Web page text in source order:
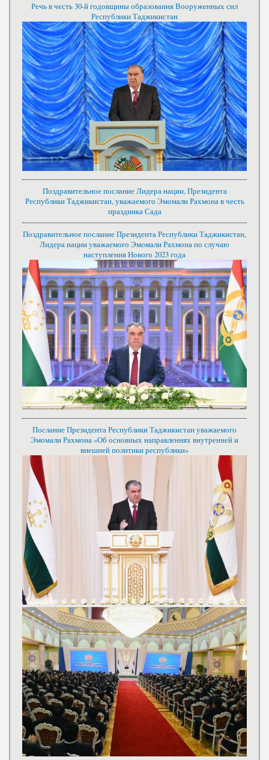
Речь в честь 30-й годовщины образования Вооруженных сил
Республики Таджикистан
Поздравительное послание Лидера нации, Президента
Республики Таджикистан, уважаемого Эмомали Рахмона в честь
праздника Сада
Поздравительное послание Президента Республики Таджикистан,
Лидера нации уважаемого Эмомали Рахмона по случаю
наступления Нового 2023 года
Послание Президента Республики Таджикистан уважаемого
Эмомали Рахмона «Об основных направлениях внутренней и
внешней политики республики»